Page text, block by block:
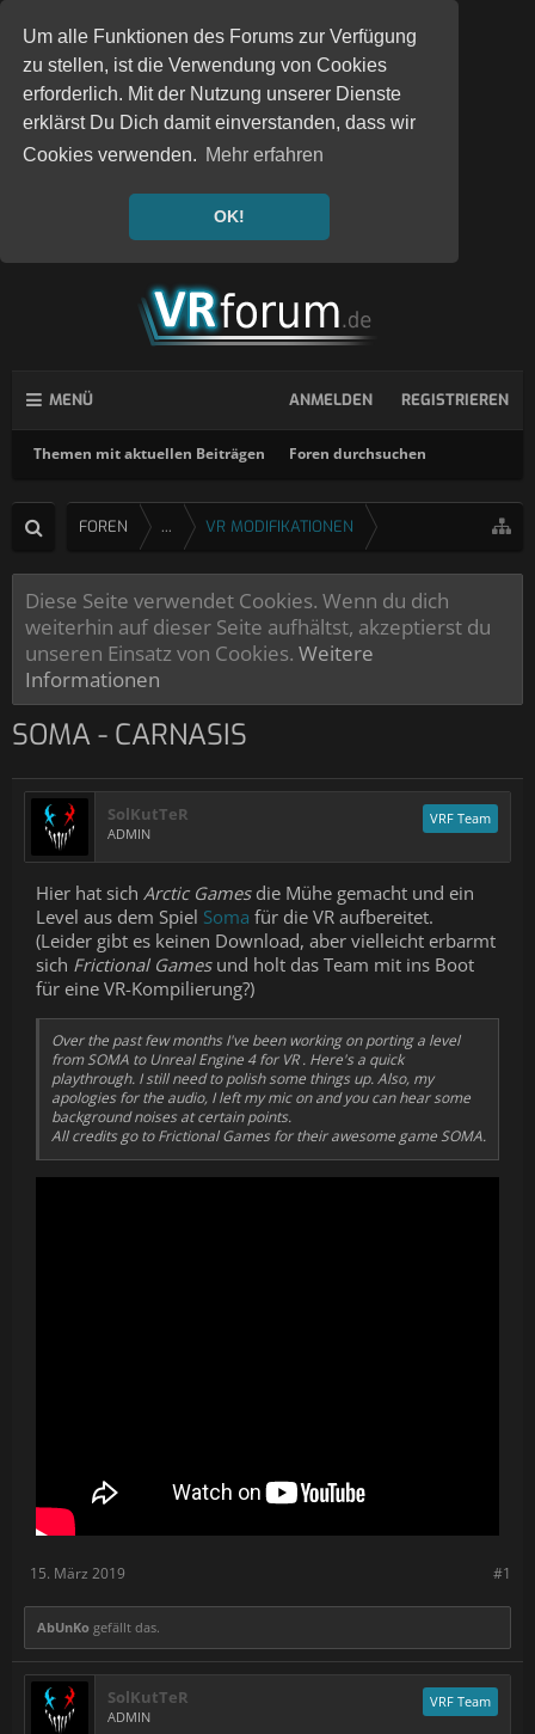
Um alle Funktionen des Forums zur Verfügung
zu stellen, ist die Verwendung von Cookies
erforderlich. Mit der Nutzung unserer Dienste
erklärst Du Dich damit einverstanden, dass wir
Cookies verwenden. Mehr erfahren
OK!
MENÜ
Themen mit aktuellen Beiträgen Foren durchsuchen
ANMELDEN REGISTRIEREN
FOREN ... VR MODIFIKATIONEN
Diese Seite verwendet Cookies. Wenn du dich
weiterhin auf dieser Seite aufhältst, akzeptierst du
unseren Einsatz von Cookies. Weitere
Informationen
SOMA - CARNASIS
SolKutTeR
ADMIN
VRF Team
Hier hat sich Arctic Gamesdie Mühe gemacht und ein
Level aus dem Spiel Soma für die VR aufbereitet.
(Leider gibt es keinen Download, aber vielleicht erbarmt
sich Frictional Gamesund holt das Team mit ins Boot
für eine VR-Kompilierung?)
Over the past few months I've been working on porting a level
from SOMA to Unreal Engine 4 for VR . Here's a quick
playthrough. I still need to polish some things up. Also, my
apologies for the audio, I left my mic on and you can hear some
background noises at certain points.
All credits go to Frictional Games for their awesome game SOMA.
#1
15. März 2019
AbUnKo gefällt das.
SolKutTeR
ADMIN
VRF Team